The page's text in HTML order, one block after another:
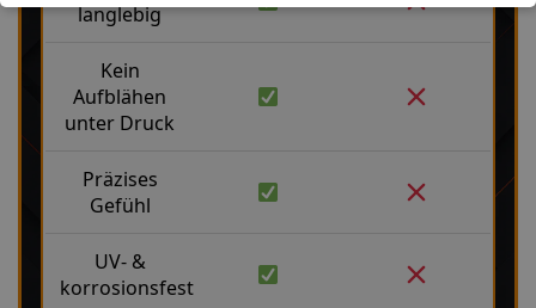
langlebig
Kein
Aufblähen
unter Druck
Präzises
Gefühl
UV- &
korrosionsfest